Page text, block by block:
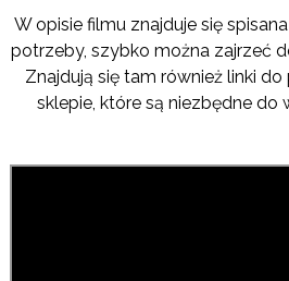
W opisie filmu znajduje się
potrzeby, szybko można zajrzeć
Znajdują się tam również linki
sklepie, które są niezbędne do